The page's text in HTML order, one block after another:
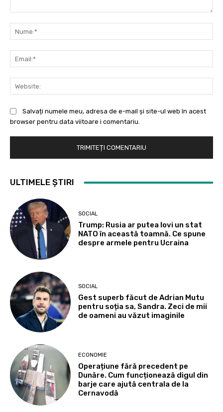
Salvați numele meu, adresa de e-mail și site-ul web în acest
browser pentru data viitoare i comentariu.
ULTIMELE ȘTIRI
SOCIAL
Trump: Rusia ar putea lovi un stat
NATO în această toamnă. Ce spune
despre armele pentru Ucraina
SOCIAL
Gest superb făcut de Adrian Mutu
pentru soția sa, Sandra. Zeci de mii
de oameni au văzut imaginile
ECONOMIE
Operațiune fără precedent pe
Dunăre. Cum funcționează digul din
barje care ajută centrala de la
Cernavodă